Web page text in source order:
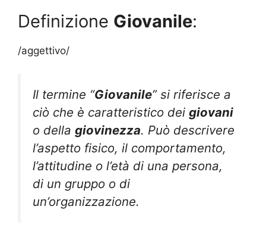
Definizione Giovanile:
/aggettivo/
Il termine “Giovanile” si riferisce a
ciò che è caratteristico dei giovani
o della giovinezza. Può descrivere
l’aspetto fisico, il comportamento,
l’attitudine o l’età di una persona,
di un gruppo o di
un’organizzazione.